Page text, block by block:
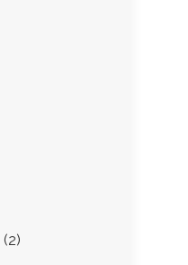
(2)